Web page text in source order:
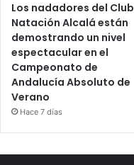
Los nadadores del Club
Natación Alcalá están
demostrando un nivel
espectacular en el
Campeonato de
Andalucía Absoluto de
Verano
Hace 7 días